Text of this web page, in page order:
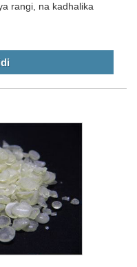
rangi, na kadhalika